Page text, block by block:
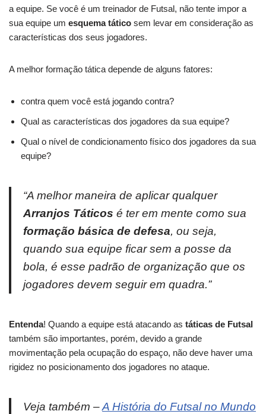
a equipe. Se você é um treinador de Futsal, não tente impor a
sua equipe um esquema tático sem levar em consideração as
características dos seus jogadores.
A melhor formação tática depende de alguns fatores:
contra quem você está jogando contra?
Qual as características dos jogadores da sua equipe?
Qual o nível de condicionamento físico dos jogadores da sua
equipe?
“A melhor maneira de aplicar qualquer
Arranjos Táticos é ter em mente como sua
formação básica de defesa, ou seja,
quando sua equipe ficar sem a posse da
bola, é esse padrão de organização que os
jogadores devem seguir em quadra.”
Entenda! Quando a equipe está atacando as táticas de Futsal
também são importantes, porém, devido a grande
movimentação pela ocupação do espaço, não deve haver uma
rigidez no posicionamento dos jogadores no ataque.
Veja também –A História do Futsal no Mundo